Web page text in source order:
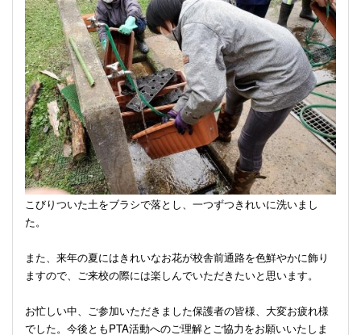
こびりついた土をブラシで落とし、一つずつきれいに洗いまし
た。
また、来年の夏にはきれいなお花が校舎前通路を色鮮やかに飾り
ますので、ご来校の際には楽しんでいただきたいと思います。
お忙しい中、ご参加いただきました保護者の皆様、大変お疲れ様
でした。今後ともPTA活動へのご理解とご協力をお願いいたしま